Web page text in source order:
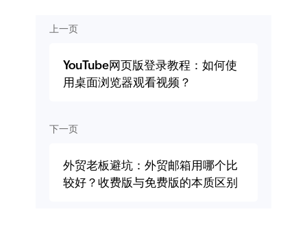
上一页
YouTube网页版登录教程：如何使
用桌面浏览器观看视频？
下一页
外贸老板避坑：外贸邮箱用哪个比
较好？收费版与免费版的本质区别